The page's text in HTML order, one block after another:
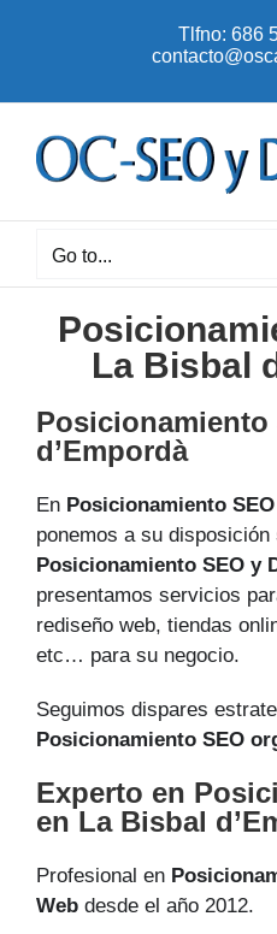
Tlfno: 686
Go to...
La Bisbal
Posicionamiento
d’Empordà
En Posicionamiento
ponemos a su disposición
Posicionamiento SEO y
presentamos servicios
rediseño web, tiendas
etc… para su negocio.
Seguimos dispares
Posicionamiento SEO
Experto en
en La Bisbal
Profesional en
Web desde el año 2012.